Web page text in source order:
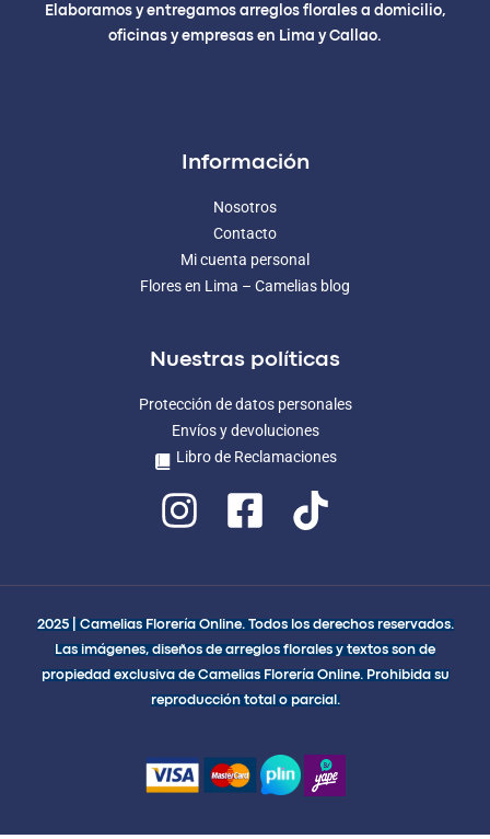
Elaboramos y entregamos arreglos florales a domicilio,
oficinas y empresas en Lima y Callao.
Información
Nosotros
Contacto
Mi cuenta personal
Flores en Lima – Camelias blog
Nuestras políticas
Protección de datos personales
Envíos y devoluciones
Libro de Reclamaciones
2025 | Camelias Florería Online. Todos los derechos reservados.
Las imágenes, diseños de arreglos florales y textos son de
propiedad exclusiva de Camelias Florería Online. Prohibida su
reproducción total o parcial.